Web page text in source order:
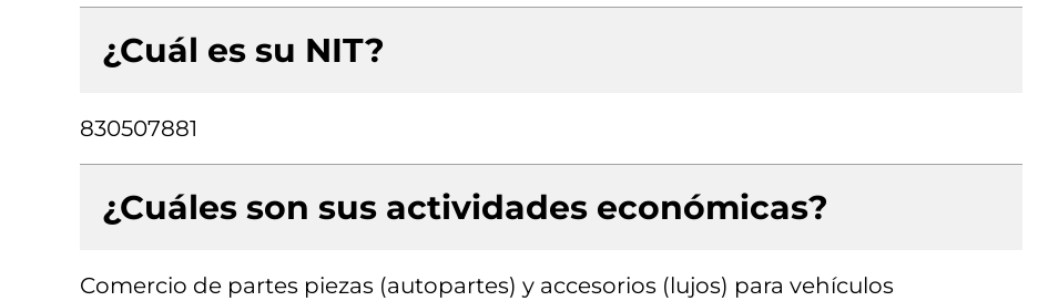
¿Cuál es su NIT?
830507881
¿Cuáles son sus actividades económicas?
Comercio de partes piezas (autopartes) y accesorios (lujos) para vehículos